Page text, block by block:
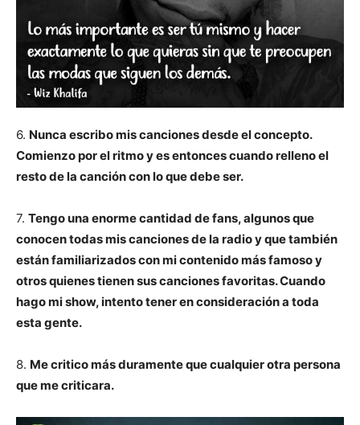
6. Nunca escribo mis canciones desde el concepto.
Comienzo por el ritmo y es entonces cuando relleno el
resto de la canción con lo que debe ser.
7. Tengo una enorme cantidad de fans, algunos que
conocen todas mis canciones de la radio y que también
están familiarizados con mi contenido más famoso y
otros quienes tienen sus canciones favoritas. Cuando
hago mi show, intento tener en consideración a toda
esta gente.
8. Me critico más duramente que cualquier otra persona
que me criticara.